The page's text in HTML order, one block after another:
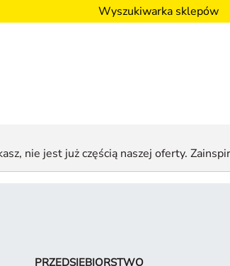
Wyszukiwarka sklepów
nie jest już częścią naszej oferty.
PRZEDSIĘBIORSTWO